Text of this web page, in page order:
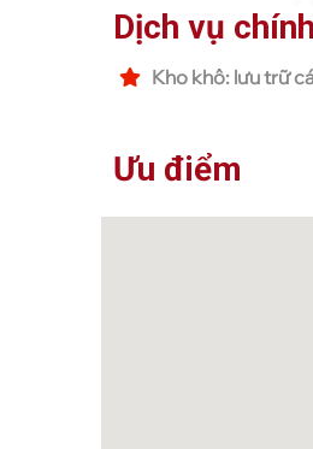
Dịch vụ chính
Kho khô: lưu trữ
Ưu điểm